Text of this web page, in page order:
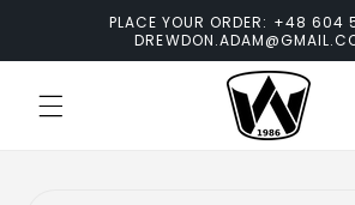
PLACE YOUR ORDER: +48